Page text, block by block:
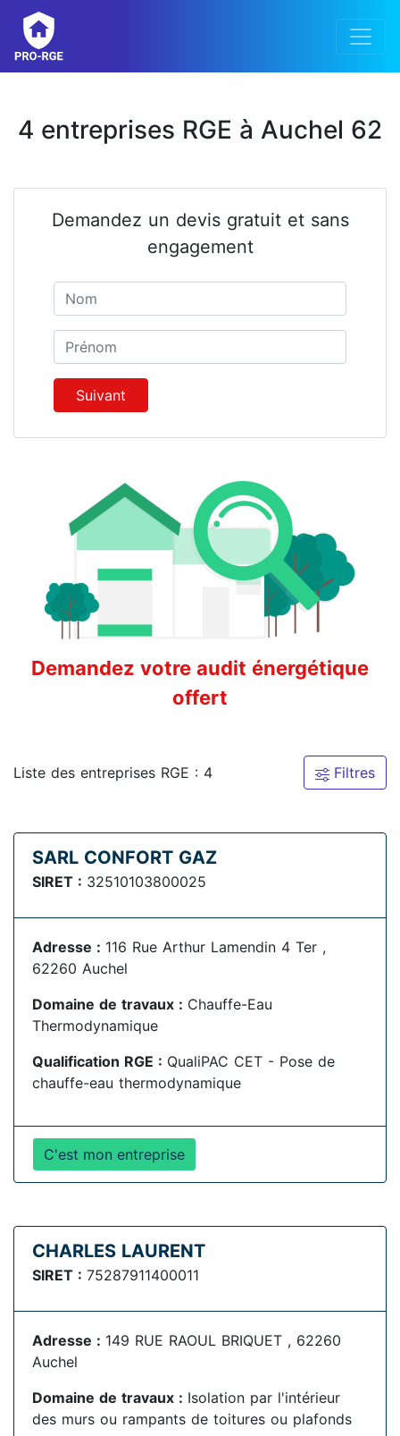
4 entreprises RGE à Auchel 62
Demandez un devis gratuit et sans
engagement
Prénom
Suivant
Demandez votre audit énergétique
offert
Liste des entreprises RGE : 4 Filtres
SARL CONFORT GAZ
SIRET : 32510103800025
Adresse : 116 Rue Arthur Lamendin 4 Ter ,
62260 Auchel
Domaine de travaux : Chauffe-Eau
Thermodynamique
Qualification RGE : QualiPAC CET - Pose de
chauffe-eau thermodynamique
C'est mon entreprise
CHARLES LAURENT
SIRET : 75287911400011
Adresse : 149 RUE RAOUL BRIQUET , 62260
Auchel
Domaine de travaux : Isolation par l'intérieur
des murs ou rampants de toitures ou plafonds